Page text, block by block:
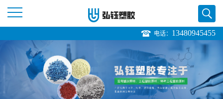
电话： 13480945455